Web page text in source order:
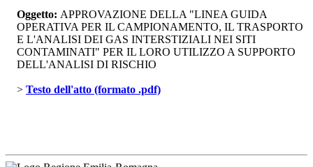
Oggetto: APPROVAZIONE DELLA "LINEA GUIDA
OPERATIVA PER IL CAMPIONAMENTO, IL TRASPORTO
E L'ANALISI DEI GAS INTERSTIZIALI NEI SITI
CONTAMINATI" PER IL LORO UTILIZZO A SUPPORTO
DELL'ANALISI DI RISCHIO
> Testo dell'atto (formato .pdf)